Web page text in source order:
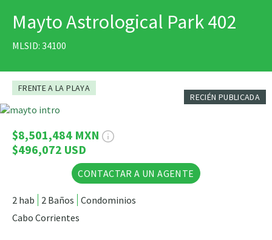
Mayto Astrological Park 402
MLSID: 34100
RECIÉN PUBLICADA
FRENTE A LA PLAYA
20 Fotos
$8,501,484 MXN
$496,072 USD
CONTACTAR A UN AGENTE
2 hab 2 Baños Condominios
Cabo Corrientes
IMPRIMIR